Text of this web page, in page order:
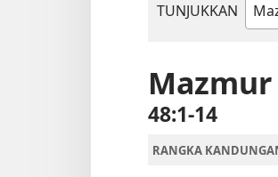
TUNJUKKAN
Mazmur
48:1-14
RANGKA